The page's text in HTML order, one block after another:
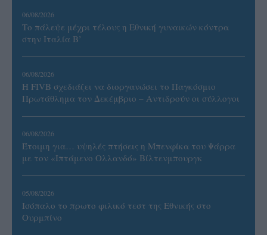
06/08/2026
Το πάλεψε μέχρι τέλους η Εθνική γυναικών κόντρα
στην Ιταλία Β’
06/08/2026
Η FIVB σχεδιάζει να διοργανώσει το Παγκόσμιο
Πρωτάθλημα τον Δεκέμβριο – Αντιδρούν οι σύλλογοι
06/08/2026
Έτοιμη για… υψηλές πτήσεις η Μπενφίκα του Ψάρρα
με τον «Ιπτάμενο Ολλανδό» Βίλτενμπουργκ
05/08/2026
Ισόπαλο το πρωτο φιλικό τεστ της Εθνικής στο
Ουρμπίνο